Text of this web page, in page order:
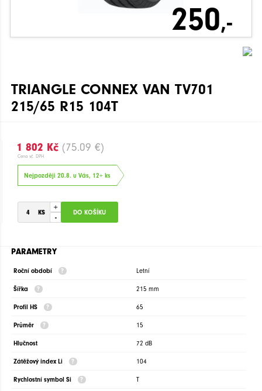
250,-
TRIANGLE CONNEX VAN TV701
215/65 R15 104T
1 802 Kč (75.09 €)
Cena vč. DPH
Nejpozději 20.8. u Vás, 12+ ks
+
-
PARAMETRY
Roční období Letní
Šířka 215 mm
Profil HS 65
Průměr 15
Hlučnost 72 dB
Zátěžový index Li 104
Rychlostní symbol Si T